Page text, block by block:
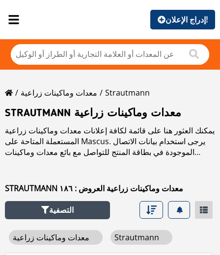
إدراج الإعلان!
معدات وماكينات زراعية
Strautmann
STRAUTMANN معدات وماكينات زراعية
يمكنك العثور هنا على قائمة لكافة إعلانات معدات وماكينات زراعية
المستعملة المتاحة على Mascus. يرجى استخدام بيانات الاتصال
الموجودة في بطاقة المنتج للتواصل مع بائع معدات وماكينات
STRAUTMANN معدات وماكينات زراعية العروض : ١٨٦
التصفية
Strautmann